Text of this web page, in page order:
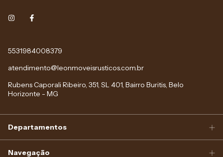
5531984008379
atendimento@leonmoveisrusticos.com.br
Rubens Caporali Ribeiro, 351, SL 401, Bairro Buritis, Belo
Horizonte - MG
Departamentos
Navegação